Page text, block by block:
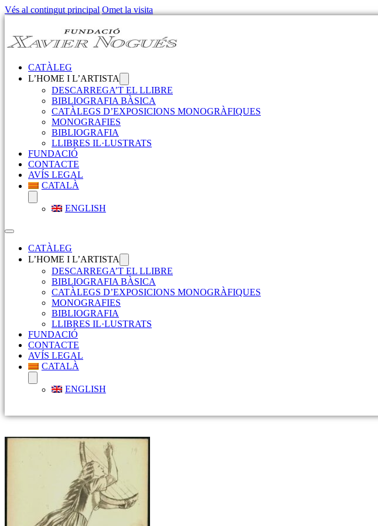
Vés al contingut principal Omet la visita
CATÀLEG
L’HOME I L’ARTISTA
DESCARREGA’T EL LLIBRE
BIBLIOGRAFIA BÀSICA
CATÀLEGS D’EXPOSICIONS MONOGRÀFIQUES
MONOGRAFIES
BIBLIOGRAFIA
LLIBRES IL·LUSTRATS
FUNDACIÓ
CONTACTE
AVÍS LEGAL
CATALÀ
ENGLISH
CATÀLEG
L’HOME I L’ARTISTA
DESCARREGA’T EL LLIBRE
BIBLIOGRAFIA BÀSICA
CATÀLEGS D’EXPOSICIONS MONOGRÀFIQUES
MONOGRAFIES
BIBLIOGRAFIA
LLIBRES IL·LUSTRATS
FUNDACIÓ
CONTACTE
AVÍS LEGAL
CATALÀ
ENGLISH